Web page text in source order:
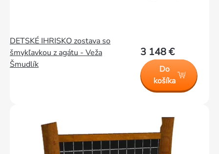
DETSKÉ IHRISKO zostava so
šmykľavkou z agátu - Veža
Šmudlík
3 148 €
Do
košíka